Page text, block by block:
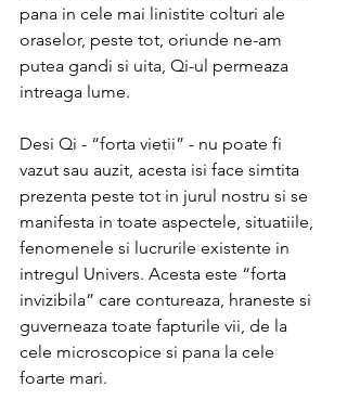
pana in cele mai linistite colturi ale
oraselor, peste tot, oriunde ne-am
putea gandi si uita, Qi-ul permeaza
intreaga lume.
Desi Qi - “forta vietii” - nu poate fi
vazut sau auzit, acesta isi face simtita
prezenta peste tot in jurul nostru si se
manifesta in toate aspectele, situatiile,
fenomenele si lucrurile existente in
intregul Univers. Acesta este “forta
invizibila” care contureaza, hraneste si
guverneaza toate fapturile vii, de la
cele microscopice si pana la cele
foarte mari.